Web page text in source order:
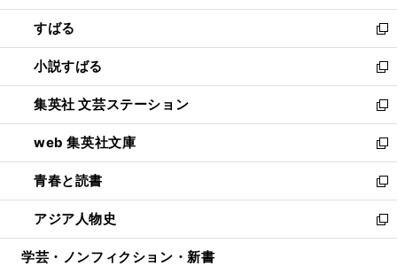
開
く
ウ
で
開
く
ン
ド
ウ
で
開
く
すばる
新
し
い
ウ
ィ
ン
ド
ウ
で
開
く
小説すばる
新
し
い
ウ
ィ
ン
ド
ウ
で
開
集英社 文芸ステーション
新
し
い
ウ
ィ
ン
ド
ウ
web 集英社文庫
新
し
い
ウ
ィ
ン
青春と読書
新
し
い
ウ
アジア人物史
新
し
学芸・ノンフィクション・新書